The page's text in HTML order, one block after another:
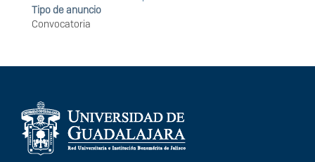
Tipo de anuncio
Convocatoria
Información del
portal